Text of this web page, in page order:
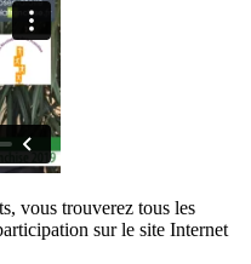
vous trouverez tous les
sur le site Internet